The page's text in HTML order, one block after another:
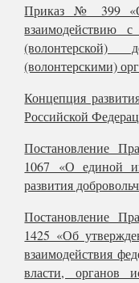
Приказ № 399 «О
взаимодействию с
(волонтерской)
(волонтерскими)
Концепция
Российской
Постановление
1067 «О единой
развития
Постановление
1425 «Об
взаимодействия
власти, органов